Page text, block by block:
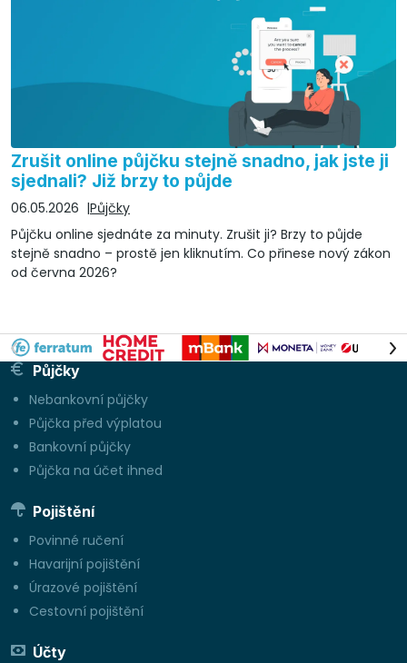
Zrušit online půjčku stejně snadno, jak jste ji
sjednali? Již brzy to půjde
06.05.2026
Půjčky
Půjčku online sjednáte za minuty. Zrušit ji? Brzy to půjde
stejně snadno – prostě jen kliknutím. Co přinese nový zákon
od června 2026?
Půjčky
Nebankovní půjčky
Půjčka před výplatou
Bankovní půjčky
Půjčka na účet ihned
Pojištění
Povinné ručení
Havarijní pojištění
Úrazové pojištění
Cestovní pojištění
Účty